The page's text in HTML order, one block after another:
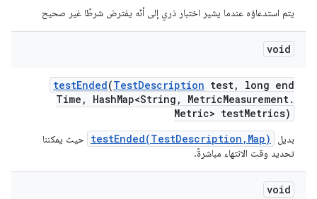
يتم استدعاؤه عندما يشير اختبار ذري إلى أنّه يفترض شرطًا غير صحيح
void
testEnded(TestDescription test,
long end
Time , HashMap<String , MetricMeasurement.
Metric> testMetrics)
بديل testEnded(TestDescription,Map) حيث يمكننا
تحديد وقت الانتهاء مباشرةً.
void